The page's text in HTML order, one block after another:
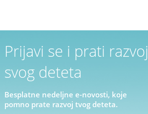
Prijavi se i prati razvoj
svog deteta
Besplatne nedeljne e-novosti, koje
pomno prate razvoj tvog deteta.